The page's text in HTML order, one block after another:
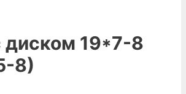
19*7-8
8)